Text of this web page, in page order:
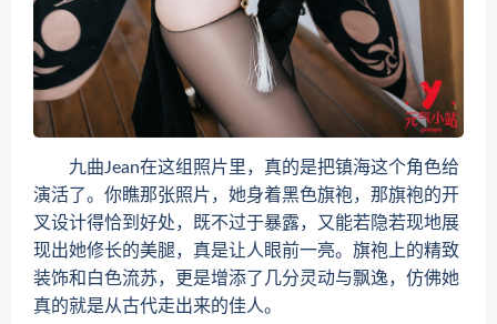
九曲Jean在这组照片里，真的是把镇海这个角色给
演活了。你瞧那张照片，她身着黑色旗袍，那旗袍的开
叉设计得恰到好处，既不过于暴露，又能若隐若现地展
现出她修长的美腿，真是让人眼前一亮。旗袍上的精致
装饰和白色流苏，更是增添了几分灵动与飘逸，仿佛她
真的就是从古代走出来的佳人。